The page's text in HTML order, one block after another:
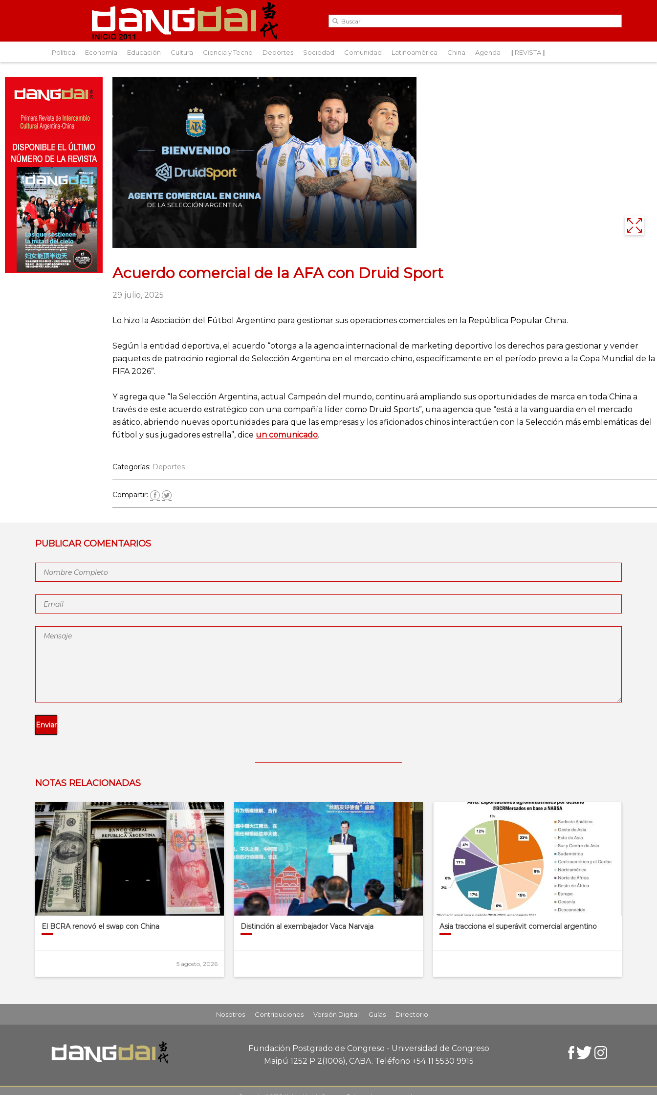
Política Economía Educación Cultura Ciencia y Tecno Deportes Sociedad Comunidad Latinoamérica China Agenda || REVISTA ||
Acuerdo comercial de la AFA con Druid Sport
29 julio, 2025
Lo hizo la Asociación del Fútbol Argentino para gestionar sus operaciones comerciales en la República Popular China.
Según la entidad deportiva, el acuerdo “otorga a la agencia internacional de marketing deportivo los derechos para gestionar y vender
paquetes de patrocinio regional de Selección Argentina en el mercado chino, específicamente en el período previo a la Copa Mundial de la
FIFA 2026”.
Y agrega que “la Selección Argentina, actual Campeón del mundo, continuará ampliando sus oportunidades de marca en toda China a
través de este acuerdo estratégico con una compañía líder como Druid Sports”, una agencia que “está a la vanguardia en el mercado
asiático, abriendo nuevas oportunidades para que las empresas y los aficionados chinos interactúen con la Selección más emblemáticas del
fútbol y sus jugadores estrella”, dice un comunicado.
Categorías: Deportes
Compartir:
PUBLICAR COMENTARIOS
NOTAS RELACIONADAS
El BCRA renovó el swap con China
5 agosto, 2026
Distinción al exembajador Vaca Narvaja Asia tracciona el superávit comercial argentino
Nosotros Contribuciones Versión Digital Guías Directorio
Fundación Postgrado de Congreso - Universidad de Congreso
Maipú 1252 P 2(1006), CABA. Teléfono +54 11 5530 9915